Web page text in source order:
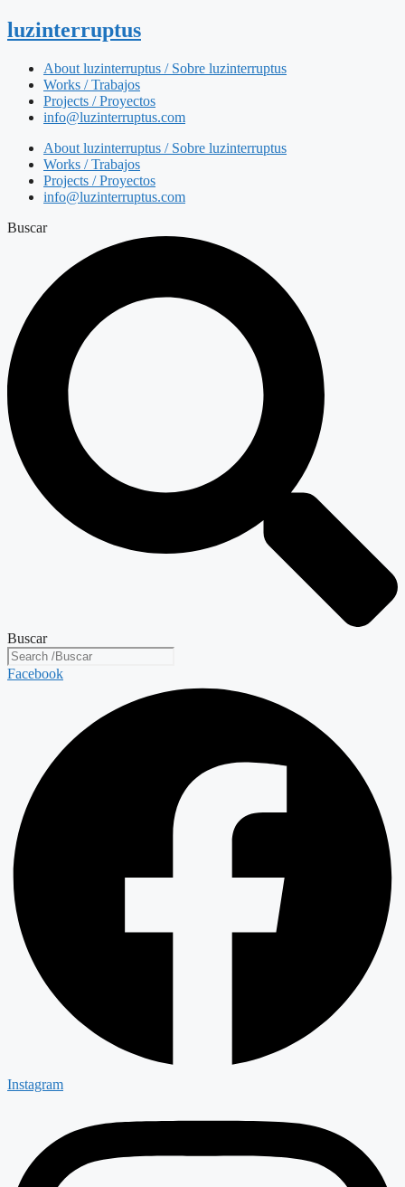
luzinterruptus
About luzinterruptus / Sobre luzinterruptus
Works / Trabajos
Projects / Proyectos
info@luzinterruptus.com
About luzinterruptus / Sobre luzinterruptus
Works / Trabajos
Projects / Proyectos
info@luzinterruptus.com
Buscar
Buscar
Facebook
Instagram